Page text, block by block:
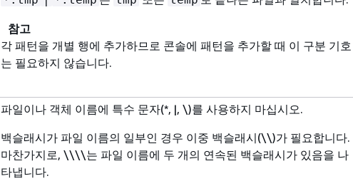
참고
각 패턴을 개별 행에 추가하므로 콘솔에 패턴을 추가할 때 이 구분 기호
는 필요하지 않습니다.
파일이나 객체 이름에 특수 문자(*, |, \)를 사용하지 마십시오.
백슬래시가 파일 이름의 일부인 경우 이중 백슬래시(\\)가 필요합니다.
마찬가지로, \\\\는 파일 이름에 두 개의 연속된 백슬래시가 있음을 나
타냅니다.